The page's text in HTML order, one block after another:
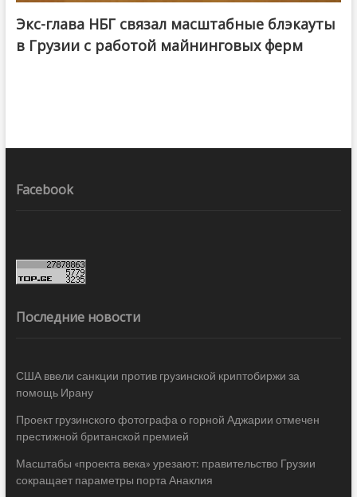
Экс-глава НБГ связал масштабные блэкауты
в Грузии с работой майнинговых ферм
Facebook
Последние новости
США ввели санкции против грузинской криптобиржи за
помощь Ирану
Проект грузинского фотографа о горной Аджарии отмечен
престижной британской премией
Масштабы «проекта века» урезают: правительство Грузии
сокращает параметры порта Анаклия